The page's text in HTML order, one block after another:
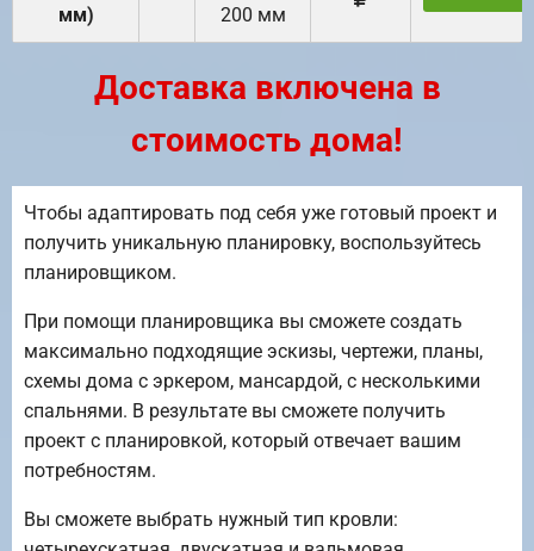
мм)
200 мм
Доставка включена в
стоимость дома!
Чтобы адаптировать под себя уже готовый проект и
получить уникальную планировку, воспользуйтесь
планировщиком.
При помощи планировщика вы сможете создать
максимально подходящие эскизы, чертежи, планы,
схемы дома с эркером, мансардой, с несколькими
спальнями. В результате вы сможете получить
проект с планировкой, который отвечает вашим
потребностям.
Вы сможете выбрать нужный тип кровли: